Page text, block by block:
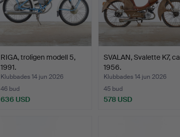
RIGA, troligen modell 5,
1991.
Klubbades 14 jun 2026
46 bud
636 USD
SVALAN, Svalette K7, ca
1956.
Klubbades 14 jun 2026
45 bud
578 USD